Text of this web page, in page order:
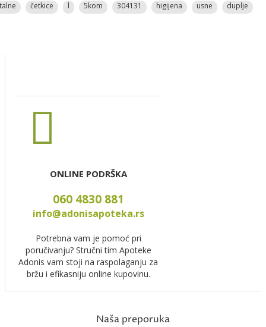
četkice l 5kom 304131 higijena usne duplje
ONLINE PODRŠKA
060 4830 881
info@adonisapoteka.rs
Potrebna vam je pomoć pri
poručivanju? Stručni tim Apoteke
Adonis vam stoji na raspolaganju za
bržu i efikasniju online kupovinu.
Naša preporuka